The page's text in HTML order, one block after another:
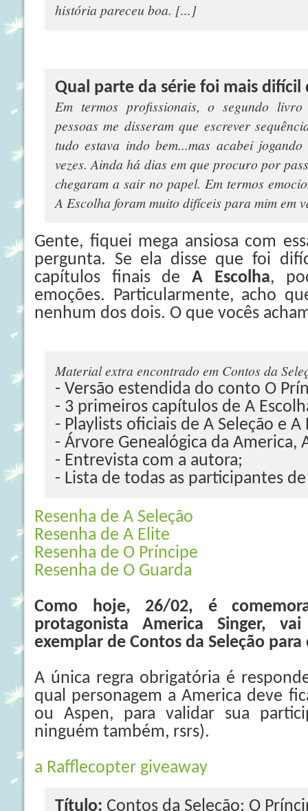
história pareceu boa. [...]
Qual parte da série foi mais difícil
Em termos profissionais, o segundo
pessoas me disseram que escrever
tudo estava indo bem...mas acabei
vezes. Ainda há dias em que procuro por
chegaram a sair no papel. Em termos
A Escolha foram muito difíceis para mim em
Gente, fiquei mega ansiosa com
pergunta. Se ela disse que foi
capítulos finais deA Escolha,
emoções. Particularmente, acho
nenhum dos dois. O que vocês
Material extra encontrado em Contos da
- Versão estendida do conto O
- 3 primeiros capítulos de A
- Playlists oficiais de A Seleção e A
- Árvore Genealógica da America,
- Entrevista com a autora;
- Lista de todas as participantes
Resenha de A Seleção
Resenha de A Elite
Resenha de O Príncipe
Resenha de O Guarda
Como hoje, 26/02, é
protagonista America Singer,
exemplar de Contos da Seleção
A única regra obrigatória é
qual personagem a America deve
ou Aspen, para validar sua
ninguém também, rsrs).
a Rafflecopter giveaway
Título: Contos da Seleção: O